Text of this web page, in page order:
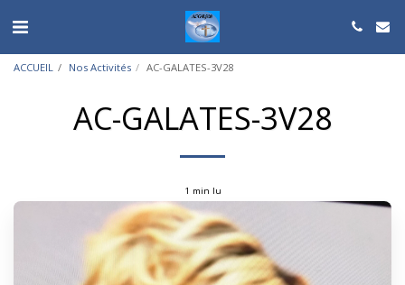
ACCUEIL Nos Activités AC-GALATES-3V28
AC-GALATES-3V28
1 min lu